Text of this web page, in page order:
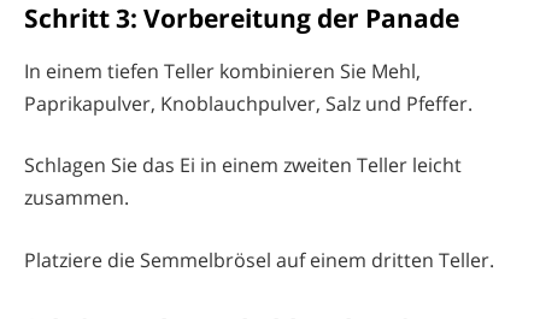
Schritt 3: Vorbereitung der Panade
In einem tiefen Teller kombinieren Sie Mehl,
Paprikapulver, Knoblauchpulver, Salz und Pfeffer.
Schlagen Sie das Ei in einem zweiten Teller leicht
zusammen.
Platziere die Semmelbrösel auf einem dritten Teller.